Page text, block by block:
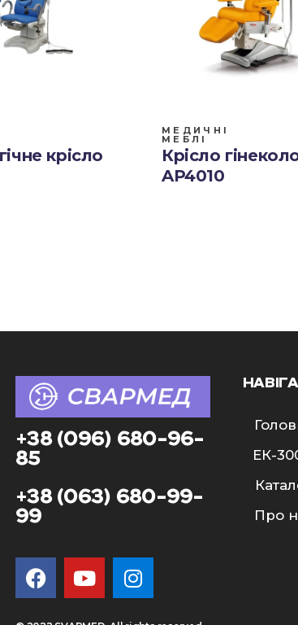
крісло
МЕДИЧНІ
МЕБЛІ
Крісло
AP4010
+38 (096) 680-96-
85
+38 (063) 680-99-
99
ЕК-
Про